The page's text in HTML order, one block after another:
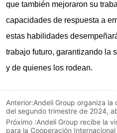
Anterior:Andeli Group organiza
del segundo trimestre de 2024,
Próximo :Andeli Group recibe la
para la Cooperación